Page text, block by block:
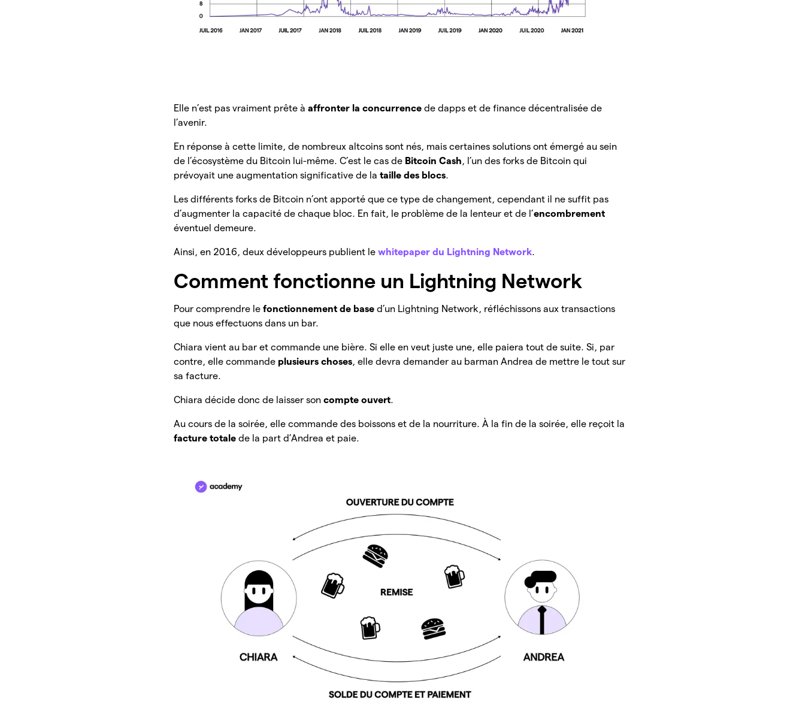
Elle n’est pas vraiment prête àaffronter la concurrencede dapps et de finance décentralisée de
l’avenir.
En réponse à cette limite, de nombreux altcoins sont nés, mais certaines solutions ont émergé au sein
de l’écosystème du Bitcoin lui-même. C’est le cas de Bitcoin Cash, l’un des forks de Bitcoin qui
prévoyait une augmentation significative de lataille des blocs.
Les différents forks de Bitcoin n’ont apporté que ce type de changement, cependant il ne suffit pas
d’augmenter la capacité de chaque bloc. En fait, le problème de la lenteur et de l’encombrement
éventuel demeure.
Ainsi, en 2016, deux développeurs publient lewhitepaper du Lightning Network.
Comment fonctionne un Lightning Network
Pour comprendre lefonctionnement de base d’un Lightning Network, réfléchissons aux transactions
que nous effectuons dans un bar.
Chiara vient au bar et commande une bière. Si elle en veut juste une, elle paiera tout de suite. Si, par
contre, elle commande plusieurs choses, elle devra demander au barman Andrea de mettre le tout sur
sa facture.
Chiara décide donc de laisser soncompte ouvert.
Au cours de la soirée, elle commande des boissons et de la nourriture. À la fin de la soirée, elle reçoit la
facture totalede la part d’Andrea et paie.